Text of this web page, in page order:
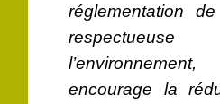
réglementation
encourage la